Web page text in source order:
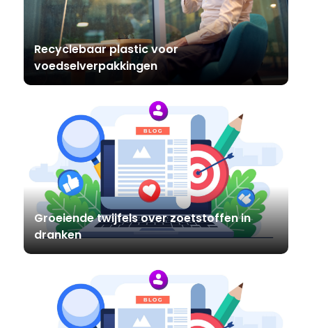
Recyclebaar plastic voor
voedselverpakkingen
Groeiende twijfels over zoetstoffen in
dranken